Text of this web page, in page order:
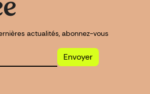
actualités, abonnez-vous
Envoyer